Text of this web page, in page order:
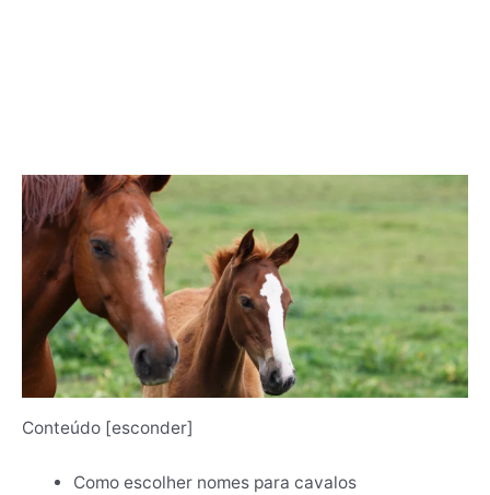
Conteúdo [esconder]
Como escolher nomes para cavalos